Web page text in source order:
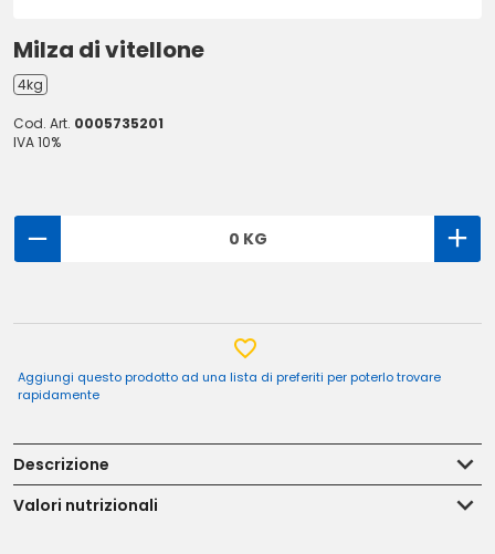
Milza di vitellone
4kg
Cod. Art. 0005735201
IVA 10%
0 KG
Aggiungi questo prodotto ad una lista di preferiti per poterlo trovare
rapidamente
Descrizione
Valori nutrizionali